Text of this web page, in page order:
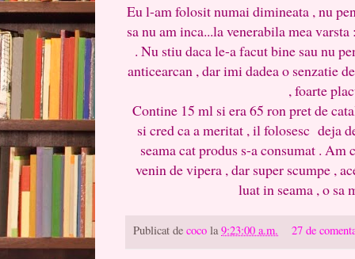
Eu l-am folosit numai dimineata , nu
sa nu am inca...la venerabila mea
. Nu stiu daca le-a facut bine sau nu
anticearcan , dar imi dadea o senzatie
, foarte
Contine 15 ml si era 65 ron pret de
si cred ca a meritat , il folosesc deja
seama cat produs s-a consumat .
venin de vipera , dar super scumpe ,
luat in seama , o sa
Publicat de coco la9:23:00 a.m. 27 de